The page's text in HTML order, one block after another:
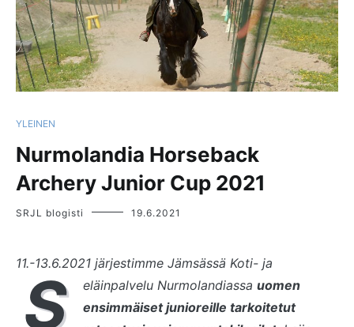
YLEINEN
Nurmolandia Horseback
Archery Junior Cup 2021
SRJL blogisti 19.6.2021
11.-13.6.2021 järjestimme Jämsässä Koti- ja
eläinpalvelu Nurmolandiassa
S
uomen
ensimmäiset junioreille tarkoitetut